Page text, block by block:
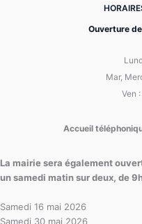
Ouverture
Mar,
Ven
Accueil
La mairie sera également
un samedi matin sur deux, de
Samedi 16 mai 2026
Samedi 30 mai 2026